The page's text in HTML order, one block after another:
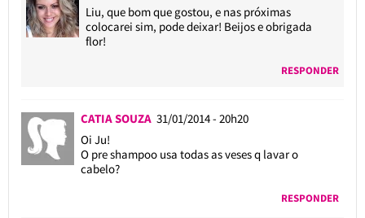
Liu, que bom que gostou, e nas próximas
colocarei sim, pode deixar! Beijos e obrigada
flor!
RESPONDER
CATIA SOUZA 31/01/2014 - 20h20
Oi Ju!
O pre shampoo usa todas as veses q lavar o
cabelo?
RESPONDER